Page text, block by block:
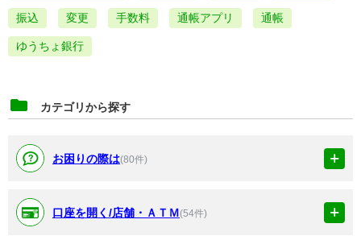
振込 変更 手数料 通帳アプリ 通帳
ゆうちょ銀行
カテゴリから探す
お困りの際は(80件)
口座を開く/店舗・ＡＴＭ(54件)